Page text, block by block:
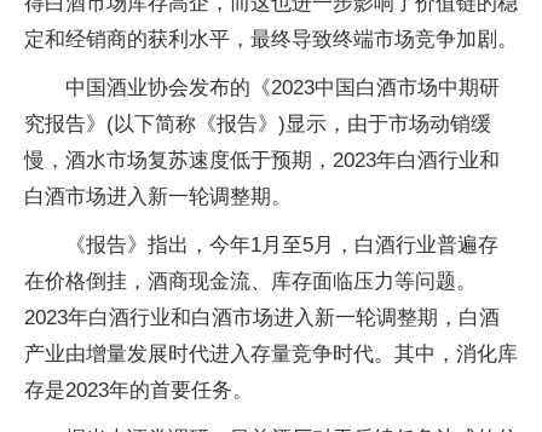
定和经销商的获利水平，最终导致终端市场竞争加剧。
中国酒业协会发布的《2023中国白酒市场中期研
究报告》(以下简称《报告》)显示，由于市场动销缓
慢，酒水市场复苏速度低于预期，2023年白酒行业和
白酒市场进入新一轮调整期。
《报告》指出，今年1月至5月，白酒行业普遍存
在价格倒挂，酒商现金流、库存面临压力等问题。
2023年白酒行业和白酒市场进入新一轮调整期，白酒
产业由增量发展时代进入存量竞争时代。其中，消化库
存是2023年的首要任务。